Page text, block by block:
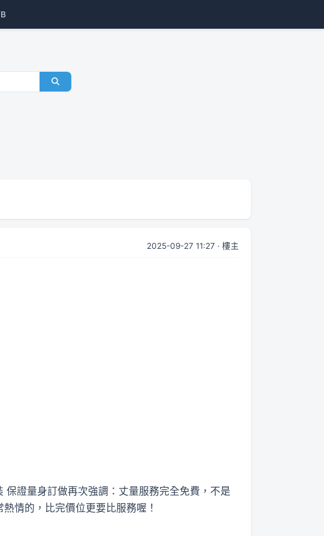
2025-09-27 11:27 · 樓主
證量身訂做再次強調：丈量服務完全免費，不是
情的，比完價位更要比服務喔！